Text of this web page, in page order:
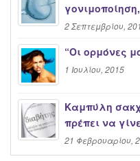
2 Σεπτεμβρίου,
“Oι ορμόνες
1 Ιουλίου, 2015
Καμπύλη
πρέπει να
21 Φεβρουαρίου,